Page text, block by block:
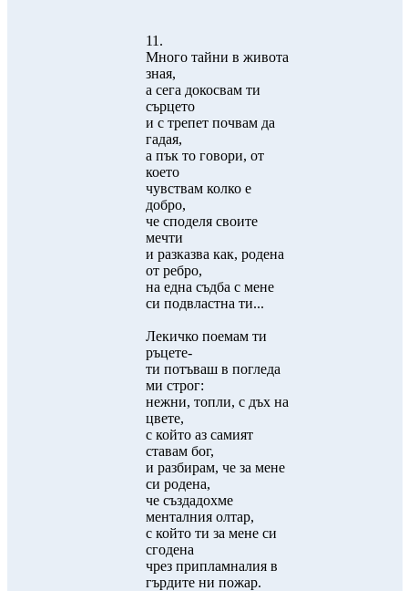
11.
Много тайни в живота
зная,
а сега докосвам ти
сърцето
и с трепет почвам да
гадая,
а пък то говори, от
което
чувствам колко е
добро,
че споделя своите
мечти
и разказва как, родена
от ребро,
на една съдба с мене
си подвластна ти...
Лекичко поемам ти
ръцете-
ти потъваш в погледа
ми строг:
нежни, топли, с дъх на
цвете,
с който аз самият
ставам бог,
и разбирам, че за мене
си родена,
че създадохме
менталния олтар,
с който ти за мене си
сгодена
чрез припламналия в
гърдите ни пожар.